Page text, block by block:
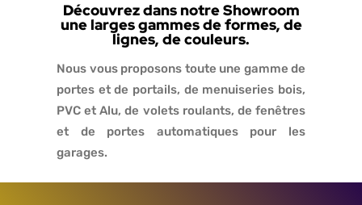
Découvrez dans notre Showroom
une larges gammes de formes, de
lignes, de couleurs.
Nous vous proposons toute une gamme de
portes et de portails, de menuiseries bois,
PVC et Alu, de volets roulants, de fenêtres
et de portes automatiques pour les
garages.